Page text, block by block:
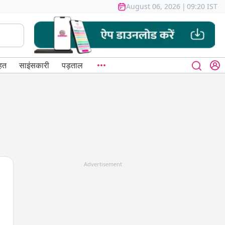
August 06, 2026 | 09:20 IST
साइंसकारी पड़ताल
Advertisement